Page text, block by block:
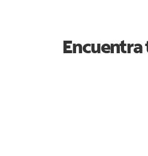
Encuentra